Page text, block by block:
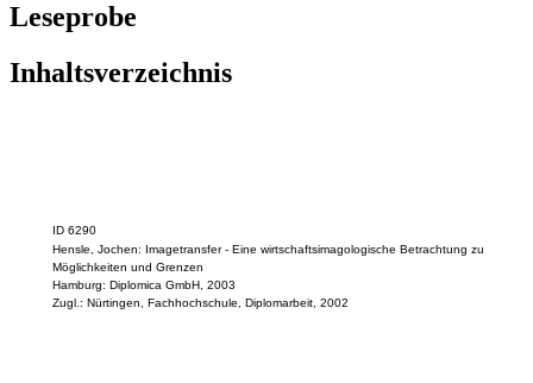
Leseprobe
Inhaltsverzeichnis
ID 6290
Hensle, Jochen: Imagetransfer - Eine wirtschaftsimagologische Betrachtung zu
Möglichkeiten und Grenzen
Hamburg: Diplomica GmbH, 2003
Zugl.: Nürtingen, Fachhochschule, Diplomarbeit, 2002